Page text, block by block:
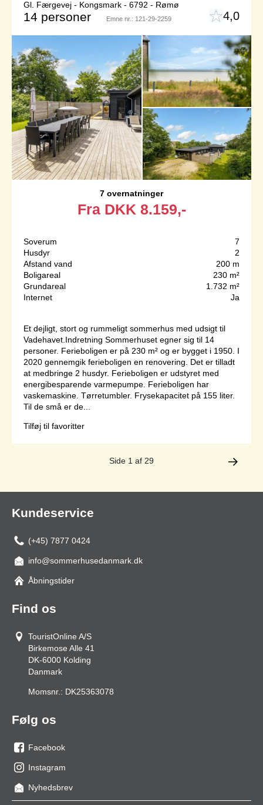
Gl. Færgevej - Kongsmark - 6792 - Rømø
14 personer Emne nr.: 121-29-2259 4,0
7 overnatninger
Fra DKK 8.159,-
Soverum
7
Husdyr
2
Afstand vand
200 m
Boligareal
230 m²
Grundareal
1.732 m²
Internet
Ja
Et dejligt, stort og rummeligt sommerhus med udsigt til
Vadehavet.Indretning Sommerhuset egner sig til 14
personer. Ferieboligen er på 230 m² og er bygget i 1950. I
2020 gennemgik ferieboligen en renovering. Det er tilladt
at medbringe 2 husdyr. Ferieboligen er udstyret med
energibesparende varmepumpe. Ferieboligen har
vaskemaskine. Tørretumbler. Frysekapacitet på 155 liter.
Til de små er de...
Tilføj til favoritter
Side 1 af 29
Kundeservice
(+45) 7877 0424
info@sommerhusedanmark.dk
Åbningstider
Find os
TouristOnline A/S
Birkemose Alle 41
DK-6000 Kolding
Danmark
Momsnr.: DK25363078
Følg os
os
på
facebook
Facebook
os
på
Instagram
Nyhedsbrev